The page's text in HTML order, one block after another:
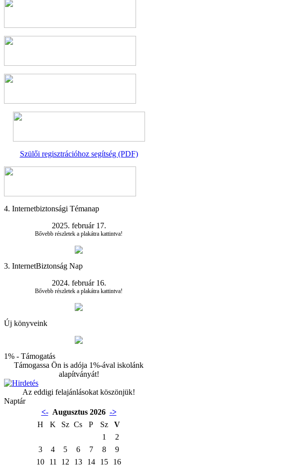
Szülői regisztrációhoz segítség (PDF)
4. Internetbiztonsági Témanap
2025. február 17.
Bővebb részletek a plakátra kattintva!
3. InternetBiztonság Nap
2024. február 16.
Bővebb részletek a plakátra kattintva!
Új könyveink
1% - Támogatás
Támogassa Ön is adója 1%-ával iskolánk
alapítványát!
Az eddigi felajánlásokat köszönjük!
Naptár
<- Augusztus 2026 ->
H
K Sz Cs P Sz
V
1
2
3
4 5 6 7 8
9
10
11 12 13 14 15
16